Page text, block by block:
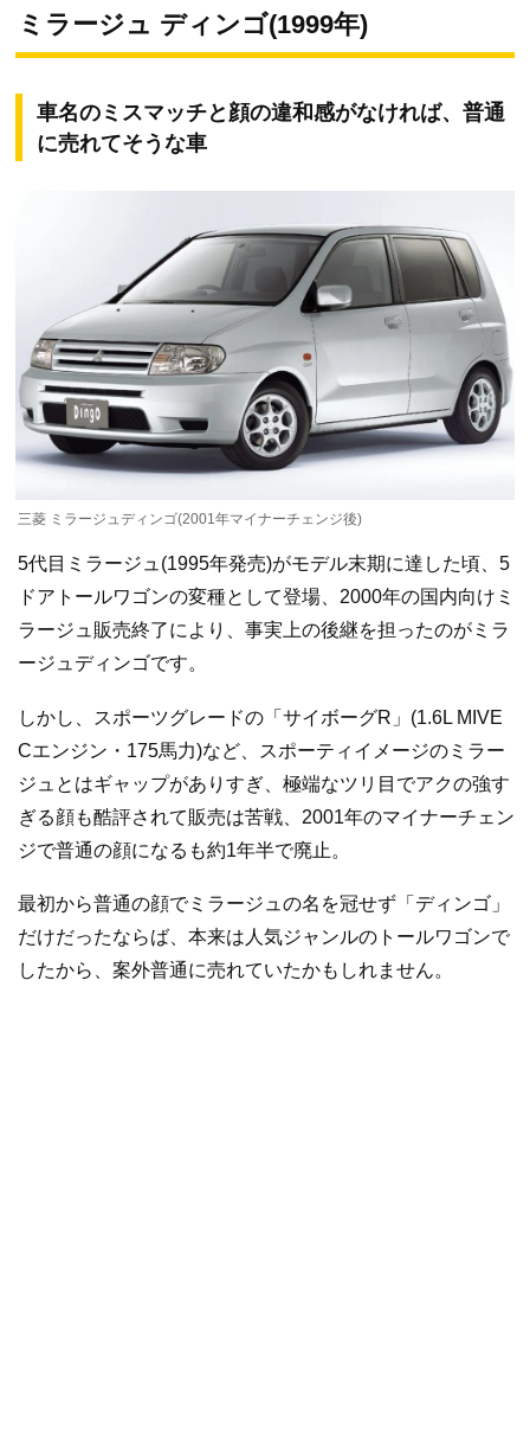
ミラージュ ディンゴ(1999年)
車名のミスマッチと顔の違和感がなければ、普通
に売れてそうな車
三菱 ミラージュディンゴ(2001年マイナーチェンジ後)
5代目ミラージュ(1995年発売)がモデル末期に達した頃、5
ドアトールワゴンの変種として登場、2000年の国内向けミ
ラージュ販売終了により、事実上の後継を担ったのがミラ
ージュディンゴです。
しかし、スポーツグレードの「サイボーグR」(1.6L MIVE
Cエンジン・175馬力)など、スポーティイメージのミラー
ジュとはギャップがありすぎ、極端なツリ目でアクの強す
ぎる顔も酷評されて販売は苦戦、2001年のマイナーチェン
ジで普通の顔になるも約1年半で廃止。
最初から普通の顔でミラージュの名を冠せず「ディンゴ」
だけだったならば、本来は人気ジャンルのトールワゴンで
したから、案外普通に売れていたかもしれません。